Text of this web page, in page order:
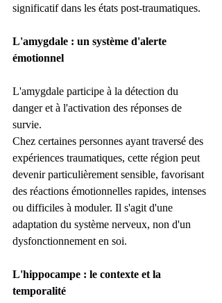
significatif dans les états post-traumatiques.
L'amygdale : un système d'alerte
émotionnel
L'amygdale participe à la détection du
danger et à l'activation des réponses de
survie.
Chez certaines personnes ayant traversé des
expériences traumatiques, cette région peut
devenir particulièrement sensible, favorisant
des réactions émotionnelles rapides, intenses
ou difficiles à moduler. Il s'agit d'une
adaptation du système nerveux, non d'un
dysfonctionnement en soi.
L'hippocampe : le contexte et la
temporalité